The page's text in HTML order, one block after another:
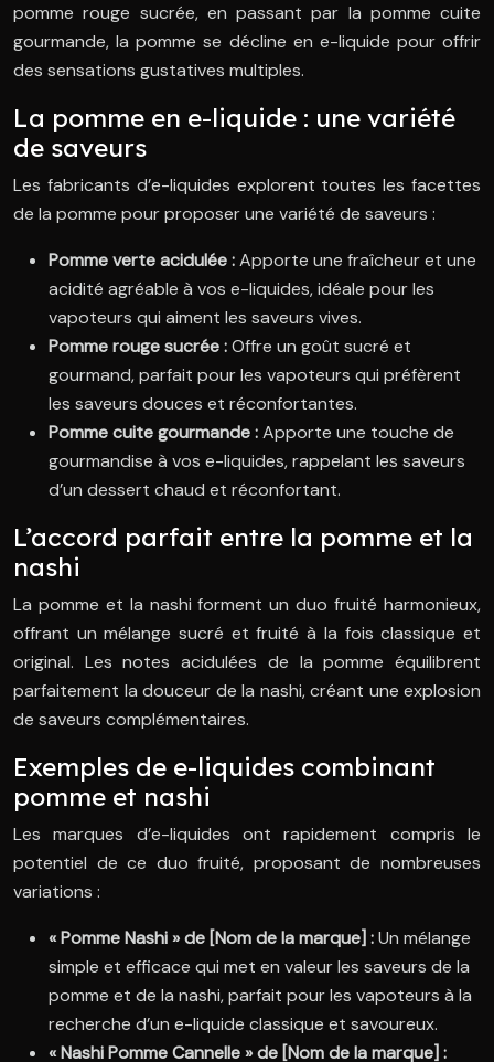
pomme rouge sucrée, en passant par la pomme cuite
gourmande, la pomme se décline en e-liquide pour offrir
des sensations gustatives multiples.
La pomme en e-liquide : une variété
de saveurs
Les fabricants d’e-liquides explorent toutes les facettes
de la pomme pour proposer une variété de saveurs :
Pomme verte acidulée :Apporte une fraîcheur et une
acidité agréable à vos e-liquides, idéale pour les
vapoteurs qui aiment les saveurs vives.
Pomme rouge sucrée :Offre un goût sucré et
gourmand, parfait pour les vapoteurs qui préfèrent
les saveurs douces et réconfortantes.
Pomme cuite gourmande :Apporte une touche de
gourmandise à vos e-liquides, rappelant les saveurs
d’un dessert chaud et réconfortant.
L’accord parfait entre la pomme et la
nashi
La pomme et la nashi forment un duo fruité harmonieux,
offrant un mélange sucré et fruité à la fois classique et
original. Les notes acidulées de la pomme équilibrent
parfaitement la douceur de la nashi, créant une explosion
de saveurs complémentaires.
Exemples de e-liquides combinant
pomme et nashi
Les marques d’e-liquides ont rapidement compris le
potentiel de ce duo fruité, proposant de nombreuses
variations :
« Pomme Nashi » de [Nom de la marque] :Un mélange
simple et efficace qui met en valeur les saveurs de la
pomme et de la nashi, parfait pour les vapoteurs à la
recherche d’un e-liquide classique et savoureux.
« Nashi Pomme Cannelle » de [Nom de la marque] :